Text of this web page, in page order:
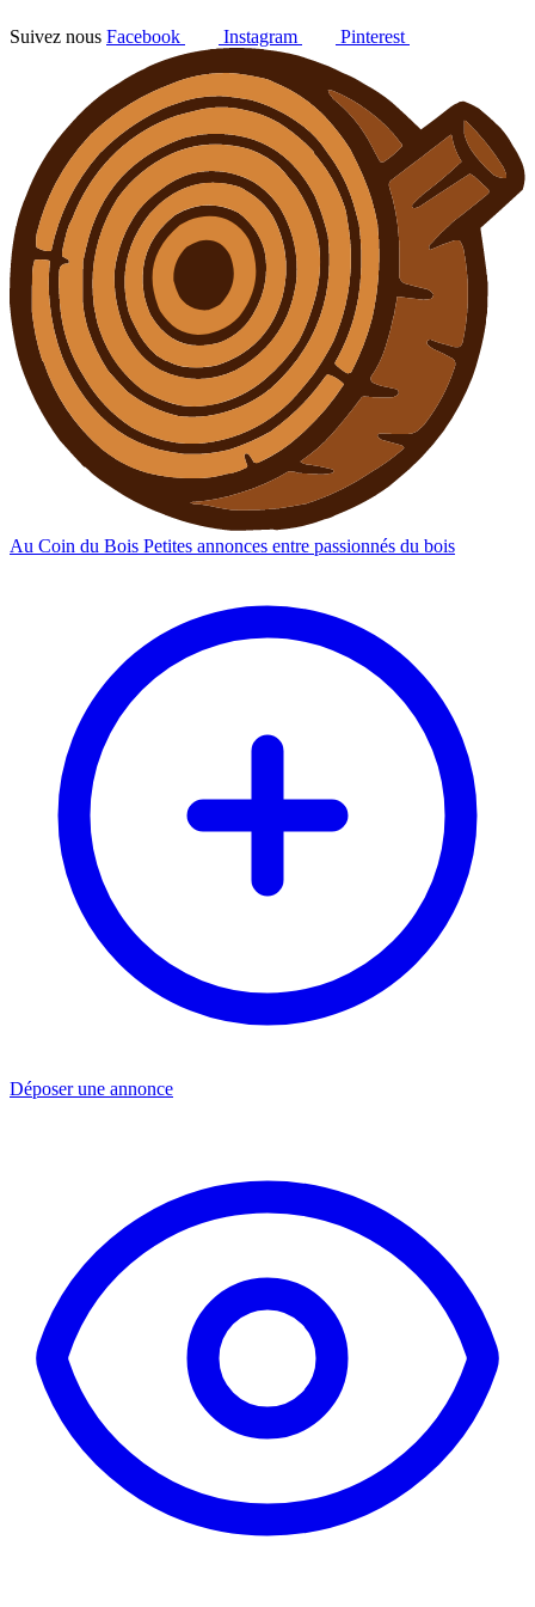
Suivez nous Facebook Instagram Pinterest
Au Coin du Bois Petites annonces entre passionnés du bois
Déposer une annonce